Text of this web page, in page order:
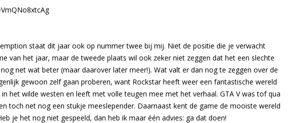
staat dit jaar ook op nummer twee bij mij. Niet de positie die je verwacht
van het jaar, maar de tweede plaats wil ook zeker niet zeggen dat het een slechte
net wat beter (maar daarover later meer!). Wat valt er dan nog te zeggen over de
gewoon zelf gaan proberen, want Rockstar heeft weer een fantastische wereld
het wilde westen en leeft met volle teugen mee met het verhaal. GTA V was tof qua
toch net nog een stukje meeslepender. Daarnaast kent de game de mooiste wereld
je het nog niet gespeeld, dan heb ik maar één advies: ga dat doen!